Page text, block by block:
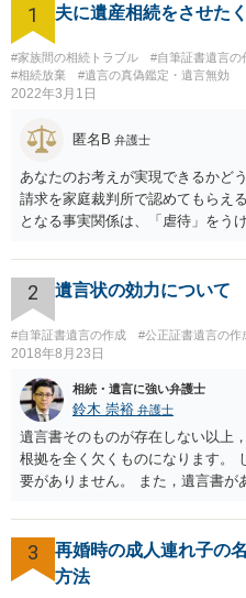
1 夫に遺産相続をさせた
#家族間の相続トラブル #自筆証書遺言の
#相続放棄
#遺言の真偽鑑定・遺言無効
2022年3月1日
匿名B 弁護士
あなたのお考えが実現できるかど
請求を家庭裁判所で認めてもらえ
となる事実関係は、「虐待」をう
「廃除」は遺言でも可能です（民
情を話して相談して、「廃除」が
とをお勧めします。
2 遺言状の効力について
#自筆証書遺言の作成 #公正証書遺言の作
2018年8月23日
相続・遺言に強い弁護士
鈴木 崇裕 弁護士
遺言書そのものが存在しない以上
根拠を全く欠くものになります。
要がありません。 また，遺言書が
ご回答にもありますが， 代理人弁
方に対して， ・相続に関する主
と ・今後一切の連絡をしてこない
3
再婚時の成人連れ子の
方法